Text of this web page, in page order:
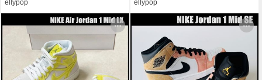
ellypop ellypop